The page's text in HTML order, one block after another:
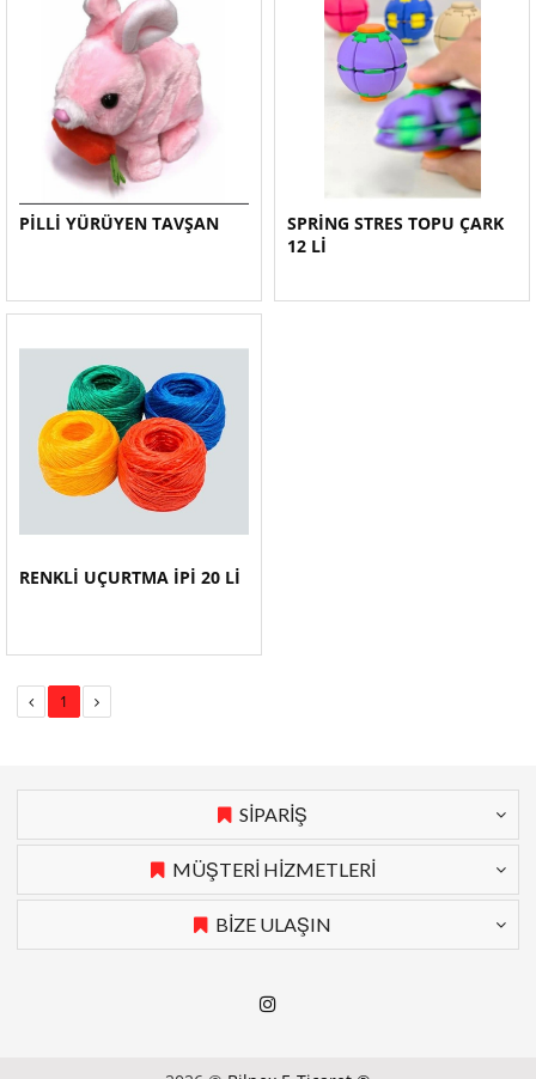
PİLLİ YÜRÜYEN TAVŞAN
SPRİNG STRES TOPU ÇARK
12 Lİ
RENKLİ UÇURTMA İPİ 20 Lİ
1
SİPARİŞ
MÜŞTERİ HİZMETLERİ
BİZE ULAŞIN